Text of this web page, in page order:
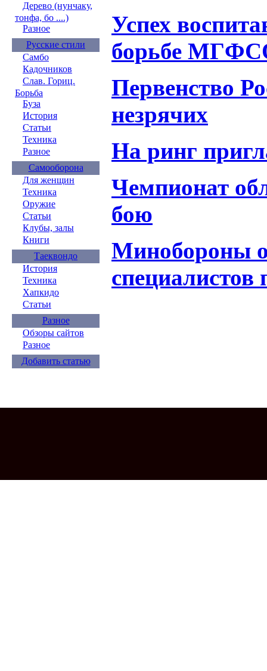
Дерево (нунчаку,
тонфа, бо ....)
Разное
Русские стили
Самбо
Кадочников
Слав. Гориц.
Борьба
Буза
История
Статьи
Техника
Разное
Самооборона
Для женщин
Техника
Оружие
Статьи
Клубы, залы
Книги
Таеквондо
История
Техника
Хапкидо
Статьи
Разное
Обзоры сайтов
Разное
Добавить статью
Успех
борьбе
Первенство
незрячих
На ринг
Чемпионат
бою
Минобороны